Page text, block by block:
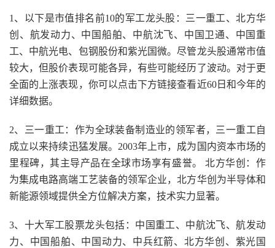
1、以下是市值排名前10的军工龙头股：三一重工、北方华
创、航发动力、中国船舶、中航沈飞、中国卫通、中国重
工、中航光电、包钢股份和紫光国微。尽管龙头股通常市值
较大，但股价表现可能各异，有些可能经历了波动。对于更
全面的上涨表现，你可以点击下方链接查看近60日和今年的
详细数据。
2、三一重工：作为全球装备制造业的领军者，三一重工自
成立以来持续迅猛发展。2003年上市，成为国内资本市场的
里程碑，其主导产品在全球市场享有盛誉。 北方华创：作
为集成电路高端工艺装备的领军企业，北方华创为半导体和
新能源领域提供全方位解决方案，技术实力显著。
3、十大军工股票龙头包括：中国重工、中航沈飞、航发动
力、中国船舶、中国动力、中兵红箭、北方华创、紫光国